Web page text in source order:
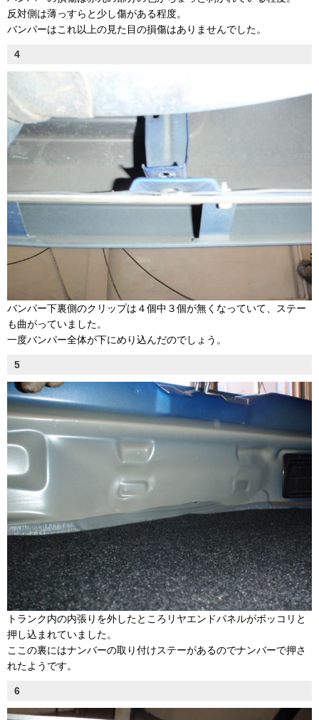
反対側は薄っすらと少し傷がある程度。
バンパーはこれ以上の見た目の損傷はありませんでした。
4
バンパー下裏側のクリップは４個中３個が無くなっていて、ステー
も曲がっていました。
一度バンパー全体が下にめり込んだのでしょう。
5
トランク内の内張りを外したところリヤエンドパネルがボッコリと
押し込まれていました。
ここの裏にはナンバーの取り付けステーがあるのでナンバーで押さ
れたようです。
6